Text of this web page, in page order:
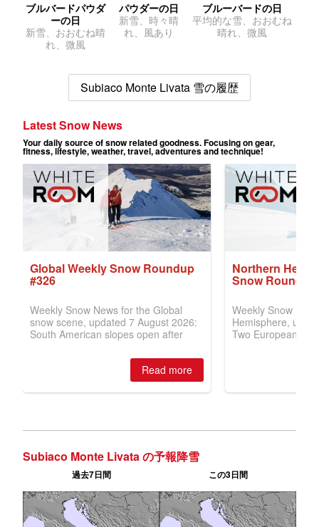
ブルバードパウダ
ーの日
新雪、おおむね晴
れ、微風
パウダーの日
新雪、時々晴
れ、風あり
ブルーバードの日
平均的な雪、おおむね
晴れ、微風
Subiaco Monte Livata 雪の履歴
Subiaco Monte Livata の予報降雪
過去7日間 この3日間